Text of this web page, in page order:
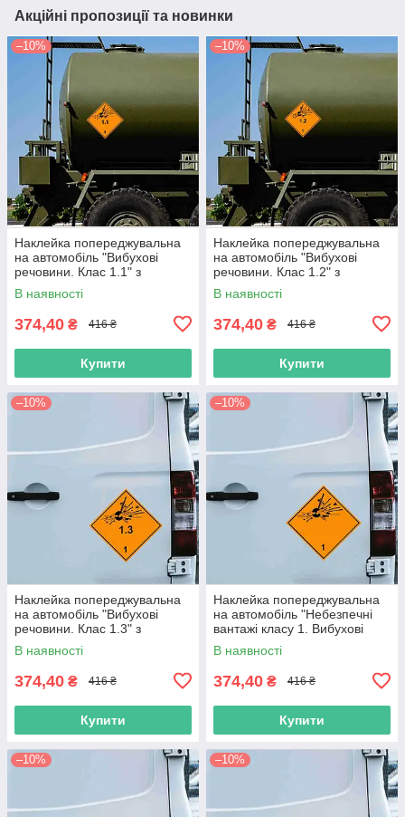
Акційні пропозиції та новинки
–10%
Наклейка попереджувальна
на автомобіль "Вибухові
речовини. Клас 1.1" з
оракалу
В наявності
374,40 ₴ 416 ₴
Купити
–10%
Наклейка попереджувальна
на автомобіль "Вибухові
речовини. Клас 1.2" з
оракалу
В наявності
374,40 ₴ 416 ₴
Купити
–10%
Наклейка попереджувальна
на автомобіль "Вибухові
речовини. Клас 1.3" з
оракалу
В наявності
374,40 ₴ 416 ₴
Купити
–10%
Наклейка попереджувальна
на автомобіль "Небезпечні
вантажі класу 1. Вибухові
речовини" з оракалу
В наявності
374,40 ₴ 416 ₴
Купити
–10% –10%